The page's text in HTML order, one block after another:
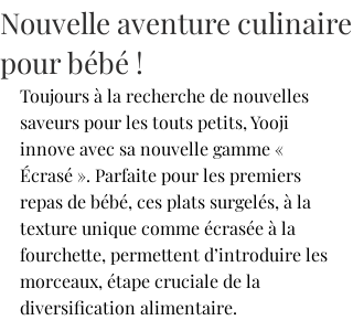
Nouvelle aventure culinaire
pour bébé !
Toujours à la recherche de nouvelles
saveurs pour les touts petits, Yooji
innove avec sa nouvelle gamme «
Écrasé ». Parfaite pour les premiers
repas de bébé, ces plats surgelés, à la
texture unique comme écrasée à la
fourchette, permettent d’introduire les
morceaux, étape cruciale de la
diversification alimentaire.